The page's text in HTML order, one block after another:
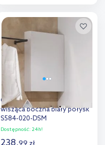
porównania
Cersanit City szafka 40 cm
wisząca boczna biały połysk
S584-020-DSM
Dostępność: 24h!